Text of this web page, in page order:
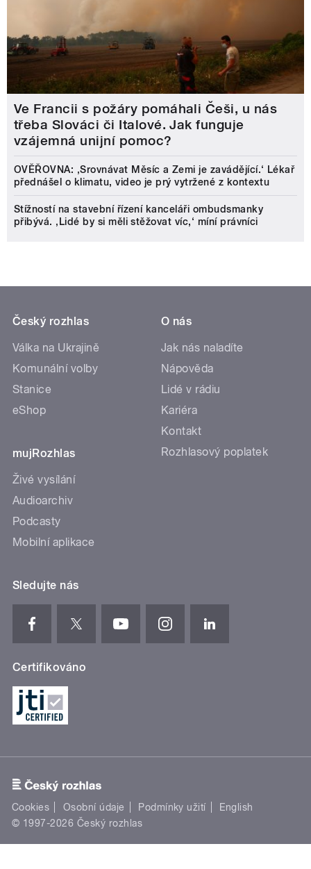
Ve Francii s požáry pomáhali Češi, u nás
třeba Slováci či Italové. Jak funguje
vzájemná unijní pomoc?
OVĚŘOVNA: ‚Srovnávat Měsíc a Zemi je zavádějící.‘ Lékař
přednášel o klimatu, video je prý vytržené z kontextu
Stížností na stavební řízení kanceláři ombudsmanky
přibývá. ‚Lidé by si měli stěžovat víc,‘ míní právníci
Český rozhlas
Válka na Ukrajině
Komunální volby
Stanice
eShop
mujRozhlas
Živé vysílání
Audioarchiv
Podcasty
Mobilní aplikace
O nás
Jak nás naladíte
Nápověda
Lidé v rádiu
Kariéra
Kontakt
Rozhlasový poplatek
Sledujte nás
Certifikováno
Cookies Osobní údaje Podmínky užití
English
© 1997-2026 Český rozhlas